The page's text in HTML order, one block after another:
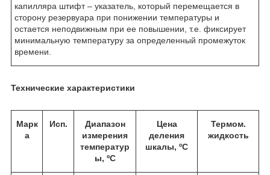
капилляра штифт – указатель, который перемещается в
сторону резервуара при понижении температуры и
остается неподвижным при ее повышении, т.е. фиксирует
минимальную температуру за определенный промежуток
времени.
Технические характеристики
Марк
а
Исп.
Диапазон
измерения
температур
ы, ºC
Цена
деления
шкалы, ºC
Термом.
жидкость